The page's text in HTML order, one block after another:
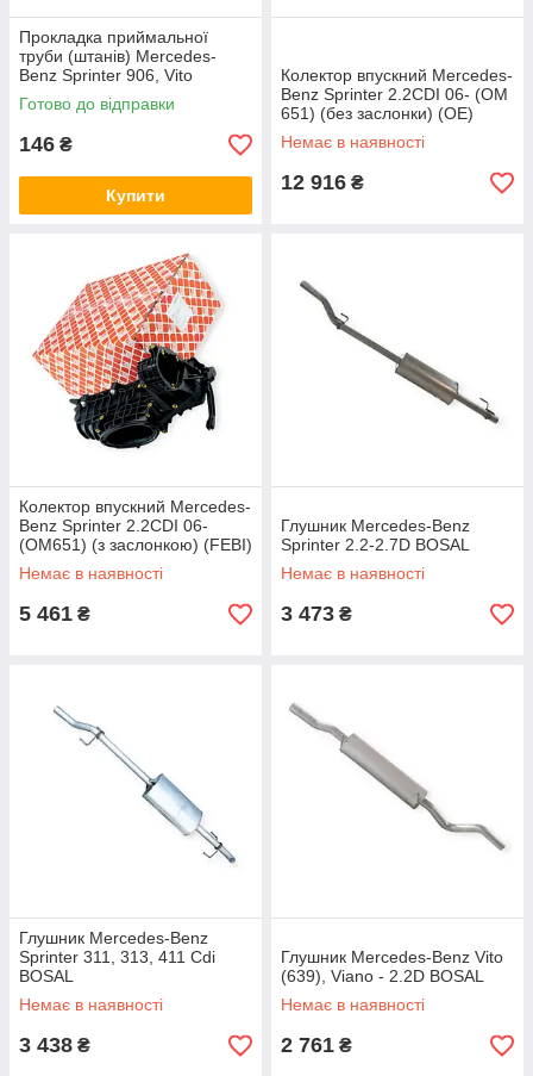
Прокладка приймальної
труби (штанів) Mercedes-
Benz Sprinter 906, Vito
(W639) (турбіна - глушник)
FA1
Готово до відправки
146 ₴
Купити
Колектор впускний Mercedes-
Benz Sprinter 2.2CDI 06- (OM
651) (без заслонки) (OE)
Немає в наявності
12 916 ₴
Колектор впускний Mercedes-
Benz Sprinter 2.2CDI 06-
(OM651) (з заслонкою) (FEBI)
FEBI BILSTEIN
Немає в наявності
5 461 ₴
Глушник Mercedes-Benz
Sprinter 2.2-2.7D BOSAL
Немає в наявності
3 473 ₴
Глушник Mercedes-Benz
Sprinter 311, 313, 411 Cdi
BOSAL
Немає в наявності
3 438 ₴
Глушник Mercedes-Benz Vito
(639), Viano - 2.2D BOSAL
Немає в наявності
2 761 ₴